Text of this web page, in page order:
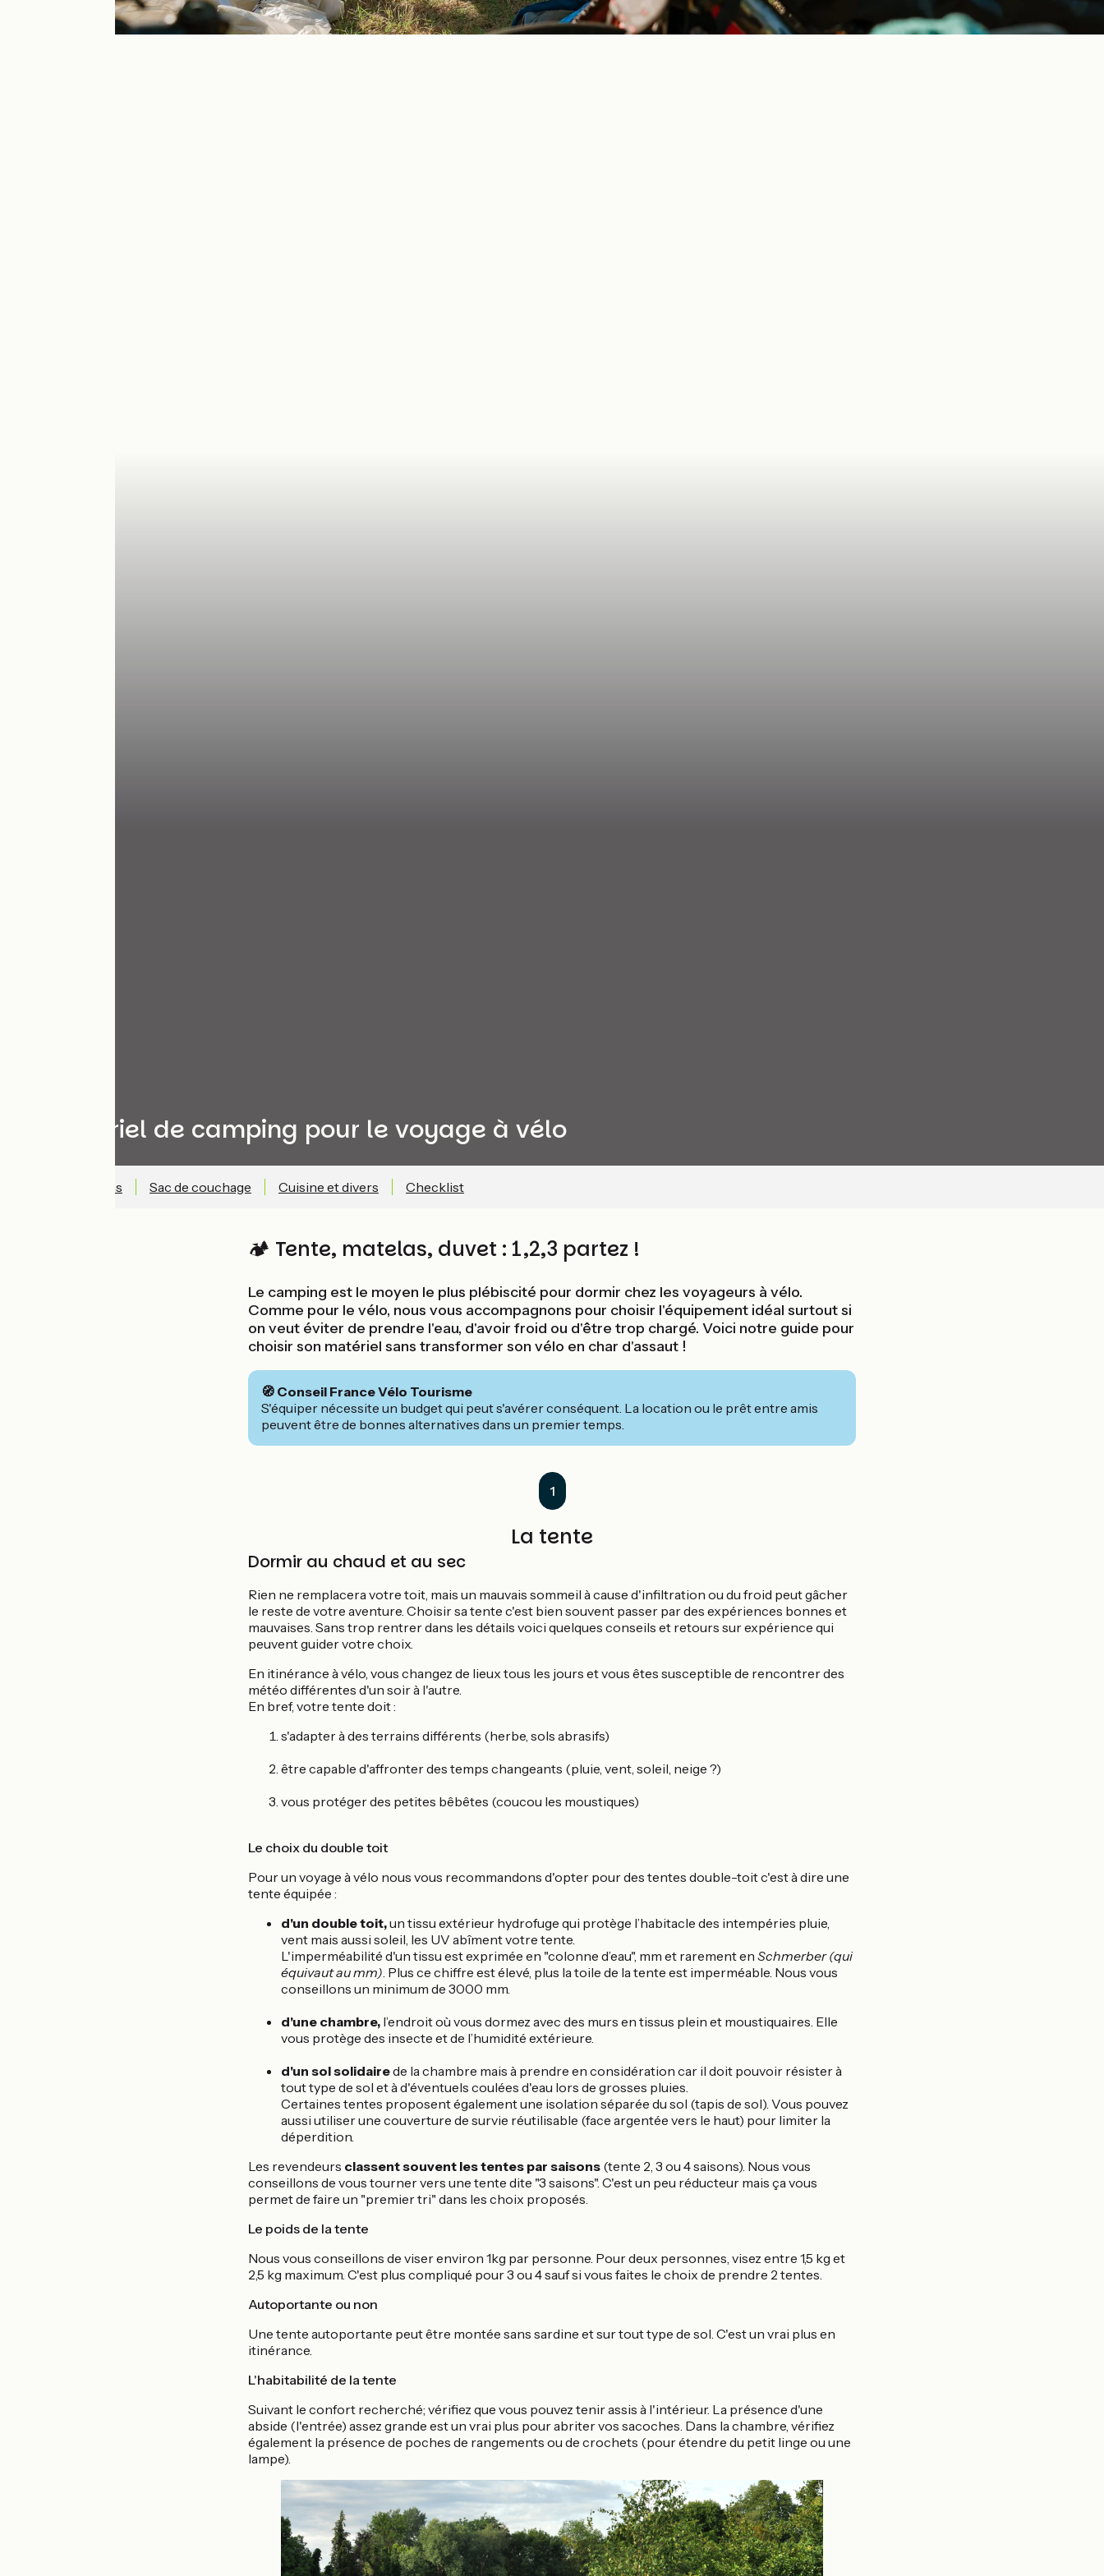
Le matériel de camping pour le voyage à vélo
Matelas Sac de couchage Cuisine et divers Checklist
🏕️ Tente, matelas, duvet : 1,2,3 partez !
Le camping est le moyen le plus plébiscité pour dormir chez les voyageurs à vélo.
Comme pour le vélo, nous vous accompagnons pour choisir l'équipement idéal surtout si
on veut éviter de prendre l'eau, d'avoir froid ou d'être trop chargé. Voici notre guide pour
choisir son matériel sans transformer son vélo en char d'assaut !
🧭 Conseil France Vélo Tourisme
S'équiper nécessite un budget qui peut s'avérer conséquent. La location ou le prêt entre amis
peuvent être de bonnes alternatives dans un premier temps.
1
La tente
Dormir au chaud et au sec
Rien ne remplacera votre toit, mais un mauvais sommeil à cause d'infiltration ou du froid peut gâcher
le reste de votre aventure. Choisir sa tente c'est bien souvent passer par des expériences bonnes et
mauvaises. Sans trop rentrer dans les détails voici quelques conseils et retours sur expérience qui
peuvent guider votre choix.
En itinérance à vélo, vous changez de lieux tous les jours et vous êtes susceptible de rencontrer des
météo différentes d'un soir à l'autre.
En bref, votre tente doit :
s'adapter à des terrains différents (herbe, sols abrasifs)
être capable d'affronter des temps changeants (pluie, vent, soleil, neige ?)
vous protéger des petites bêbêtes (coucou les moustiques)
Le choix du double toit
Pour un voyage à vélo nous vous recommandons d'opter pour des tentes double-toit c'est à dire une
tente équipée :
d'un double toit,un tissu extérieur hydrofuge qui protège l’habitacle des intempéries pluie,
vent mais aussi soleil, les UV abîment votre tente.
L'imperméabilité d'un tissu est exprimée en "colonne d’eau", mm et rarement en Schmerber (qui
équivaut au mm) . Plus ce chiffre est élevé, plus la toile de la tente est imperméable. Nous vous
conseillons un minimum de 3000 mm.
d'une chambre, l’endroit où vous dormez avec des murs en tissus plein et moustiquaires. Elle
vous protège des insecte et de l’humidité extérieure.
d'un sol solidairede la chambre mais à prendre en considération car il doit pouvoir résister à
tout type de sol et à d'éventuels coulées d'eau lors de grosses pluies.
Certaines tentes proposent également une isolation séparée du sol (tapis de sol). Vous pouvez
aussi utiliser une couverture de survie réutilisable (face argentée vers le haut) pour limiter la
déperdition.
Les revendeurs classent souvent les tentes par saisons (tente 2, 3 ou 4 saisons). Nous vous
conseillons de vous tourner vers une tente dite "3 saisons". C'est un peu réducteur mais ça vous
permet de faire un "premier tri" dans les choix proposés.
Le poids de la tente
Nous vous conseillons de viser environ 1kg par personne. Pour deux personnes, visez entre 1,5 kg et
2,5 kg maximum. C'est plus compliqué pour 3 ou 4 sauf si vous faites le choix de prendre 2 tentes.
Autoportante ou non
Une tente autoportante peut être montée sans sardine et sur tout type de sol. C'est un vrai plus en
itinérance.
L'habitabilité de la tente
Suivant le confort recherché; vérifiez que vous pouvez tenir assis à l'intérieur. La présence d'une
abside (l'entrée) assez grande est un vrai plus pour abriter vos sacoches. Dans la chambre, vérifiez
également la présence de poches de rangements ou de crochets (pour étendre du petit linge ou une
lampe).